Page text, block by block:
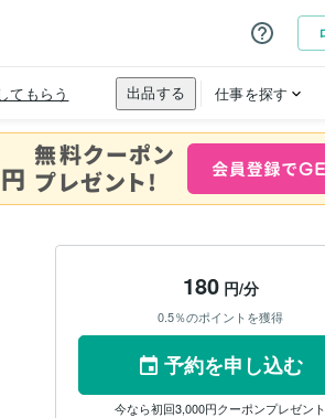
180円/分
0.5％のポイントを獲得
予約を申し込む
今なら初回3,000円クーポンプレゼント